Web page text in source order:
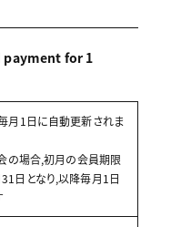
payment for 1
月1日に自動更新されま
の場合,初月の会員期限
日となり,以降毎月1日